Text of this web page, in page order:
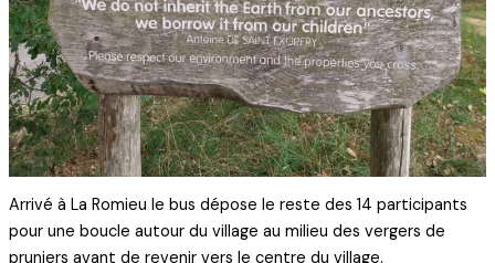
Arrivé à La Romieu le bus dépose le reste des 14 participants
pour une boucle autour du village au milieu des vergers de
pruniers avant de revenir vers le centre du village.